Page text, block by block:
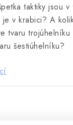
taktiky jsou
v krabici? A
tvaru
šestiúhelníku?